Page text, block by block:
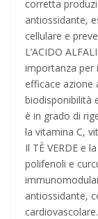
corretta
antiossidante,
cellulare e
L’ACIDO
importanza per
efficace azione
biodisponibilità
è in grado di
la vitamina C,
Il TÈ VERDE e
polifenoli e
antiossidante,
cardiovascolare.